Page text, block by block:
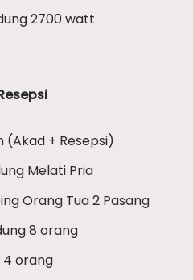
2700 watt
(Akad + Resepsi)
Melati Pria
Orang Tua 2 Pasang
8 orang
4 orang